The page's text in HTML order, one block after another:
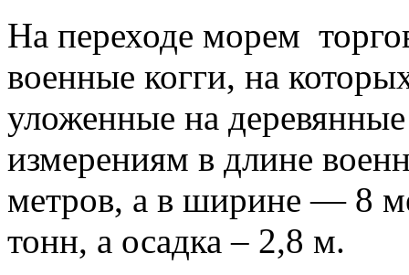
На переходе морем
военные когги, на
уложенные на
измерениям в длине
метров, а в ширине — 8
тонн, а осадка – 2,8 м.